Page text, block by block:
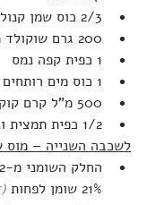
2/3 כוס שמן קנולה
200 גרם שוקולד מריר
1 כפית קפה נמס
1 כוס מים רותחים
500 מ"ל קרם קוקוס 21% שומן לפחות
1/2 כפית תמצית וניל איכותית
לשכבה השנייה – מוס
21% שומן לפחות